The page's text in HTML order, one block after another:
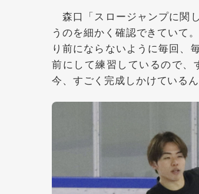
森口「スロージャンプに関
うのを細かく確認できていて
り前にならないように毎回、
前にして練習しているので
今、すごく完成しかけている